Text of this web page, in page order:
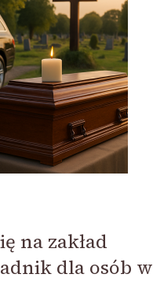
na zakład
dla osób w